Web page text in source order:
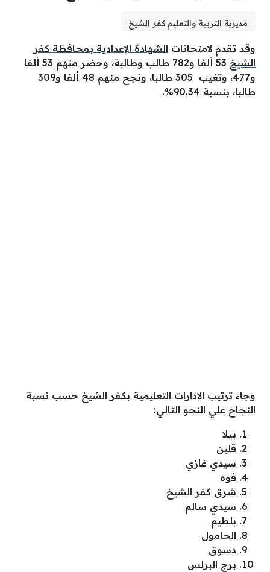
مديرية التربية والتعليم كفر الشيخ
وقد تقدم لامتحانات الشهادة الإعدادية بمحافظة كفر
الشيخ
53 ألفا و782 طالب وطالبة، وحضر منهم 53 ألفا
و477، وتغيب 305 طالبا، ونجح منهم 48 ألفا و309
طالبا، بنسبة 90.34%.
وجاء ترتيب الإدارات التعليمية بكفر الشيخ حسب نسبة
النجاح علي النحو التالي:
بيلا
قلين
سيدي غازي
فوه
شرق كفر الشيخ
سيدي سالم
بلطيم
الحامول
دسوق
برج البرلس